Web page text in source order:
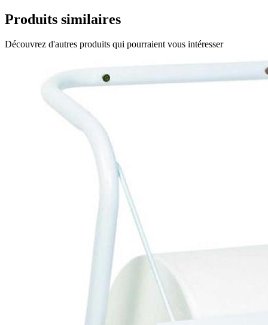
Produits similaires
Découvrez d'autres produits qui pourraient vous intéresser